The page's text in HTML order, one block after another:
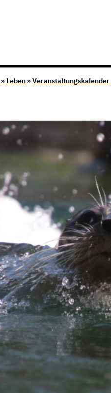
» Leben »Veranstaltungskalender